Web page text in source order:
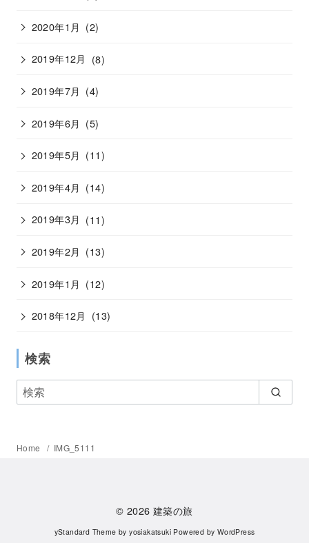
2020年1月 (2)
2019年12月 (8)
2019年7月 (4)
2019年6月 (5)
2019年5月 (11)
2019年4月 (14)
2019年3月 (11)
2019年2月 (13)
2019年1月 (12)
2018年12月 (13)
検索
Home IMG_5111
© 2026建築の旅
yStandard Theme byyosiakatsuki Powered by WordPress